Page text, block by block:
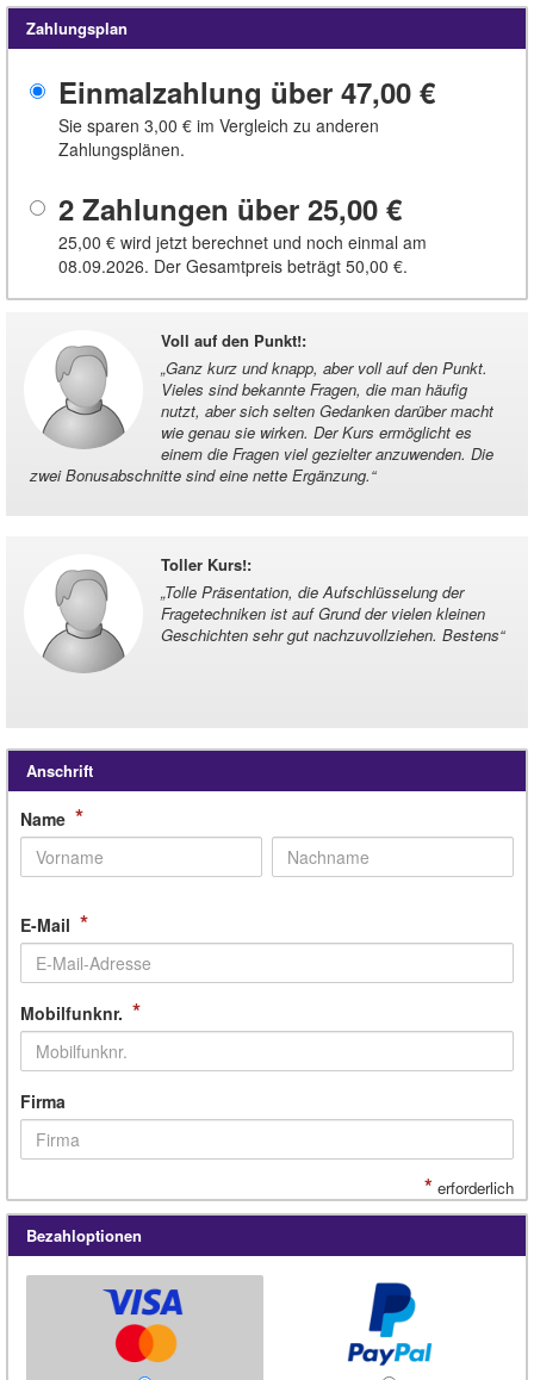
Zahlungsplan
Einmalzahlung über 47,00 €
Sie sparen 3,00 € im Vergleich zu anderen
Zahlungsplänen.
2 Zahlungen über 25,00 €
25,00 € wird jetzt berechnet und noch einmal am
08.09.2026. Der Gesamtpreis beträgt 50,00 €.
Voll auf den Punkt!:
„Ganz kurz und knapp, aber voll auf den Punkt.
Vieles sind bekannte Fragen, die man häufig
nutzt, aber sich selten Gedanken darüber macht
wie genau sie wirken. Der Kurs ermöglicht es
einem die Fragen viel gezielter anzuwenden. Die
zwei Bonusabschnitte sind eine nette Ergänzung.“
Toller Kurs!:
„Tolle Präsentation, die Aufschlüsselung der
Fragetechniken ist auf Grund der vielen kleinen
Geschichten sehr gut nachzuvollziehen. Bestens“
Anschrift
Name *
E-Mail *
Mobilfunknr. *
Firma
* erforderlich
Bezahloptionen